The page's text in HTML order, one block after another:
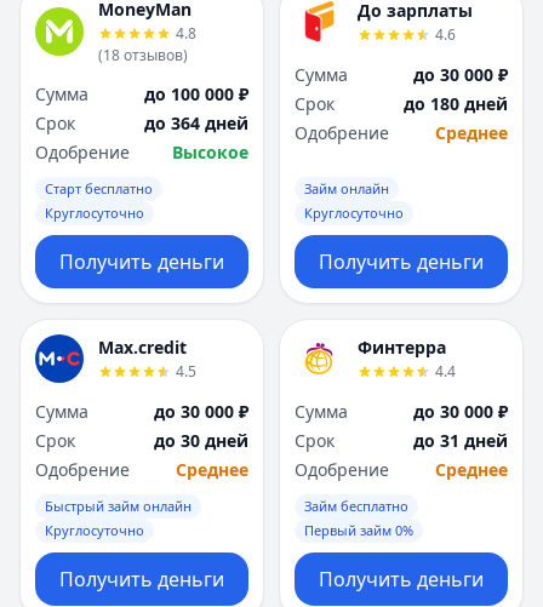
MoneyMan
4.8
(18отзывов)
Сумма
до 100 000 ₽
Срок
до 364 дней
Одобрение
Высокое
Старт бесплатно
Круглосуточно
Получить деньги
До зарплаты
4.6
Сумма
до 30 000 ₽
Срок
до 180 дней
Одобрение
Среднее
Займ онлайн
Круглосуточно
Получить деньги
Max.credit
4.5
Сумма
до 30 000 ₽
Срок
до 30 дней
Одобрение
Среднее
Быстрый займ онлайн
Круглосуточно
Получить деньги
Финтерра
4.4
Сумма
до 30 000 ₽
Срок
до 31 дней
Одобрение
Среднее
Займ бесплатно
Первый займ 0%
Получить деньги